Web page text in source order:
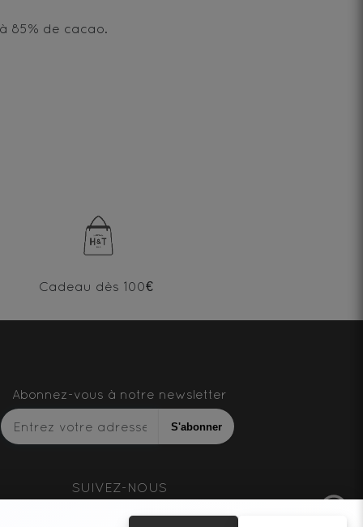
85% de cacao.
Cadeau dès 100€
Abonnez-vous à notre newsletter
S'abonner
SUIVEZ-NOUS